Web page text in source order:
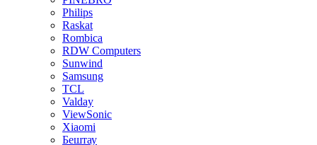
Philips
Raskat
Rombica
RDW Computers
Sunwind
Samsung
TCL
Valday
ViewSonic
Xiaomi
Бештау